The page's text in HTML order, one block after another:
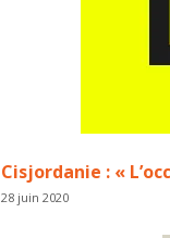
Cisjordanie : «
28 juin 2020